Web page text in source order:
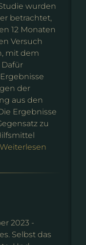
wurden
betrachtet,
12 Monaten
Versuch
mit dem
der
aus den
Ergebnisse
zu
Weiterlesen
2023 -
Selbst das